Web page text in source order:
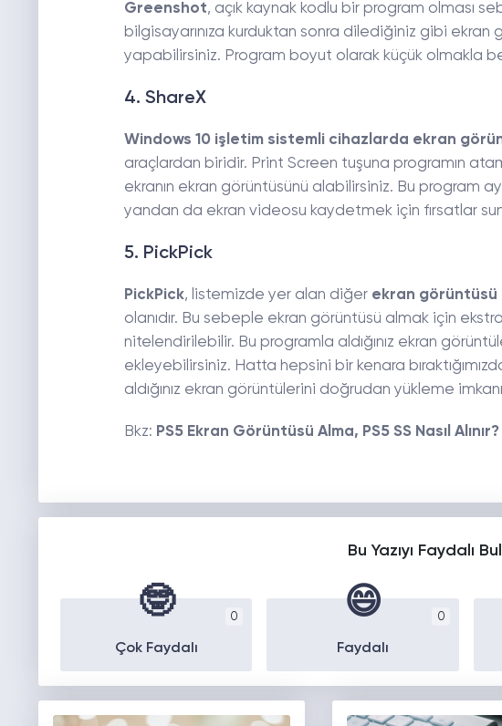
Greenshot, açık kaynak kodlu bir program olması
bilgisayarınıza kurduktan sonra dilediğiniz gibi
yapabilirsiniz. Program boyut olarak küçük olmakla
4. ShareX
Windows 10 işletim sistemli cihazlarda ekran
araçlardan biridir. Print Screen tuşuna programın
ekranın ekran görüntüsünü alabilirsiniz. Bu program
yandan da ekran videosu kaydetmek için fırsatlar
5. PickPick
PickPick, listemizde yer alan diğer ekran görüntüsü
olanıdır. Bu sebeple ekran görüntüsü almak için
nitelendirilebilir. Bu programla aldığınız ekran
ekleyebilirsiniz. Hatta hepsini bir kenara
aldığınız ekran görüntülerini doğrudan yükleme
Bkz: PS5 Ekran Görüntüsü Alma, PS5 SS Nasıl Alınır?
Bu Yazıyı Faydalı
0
🤓
Çok Faydalı
0
😄
Faydalı